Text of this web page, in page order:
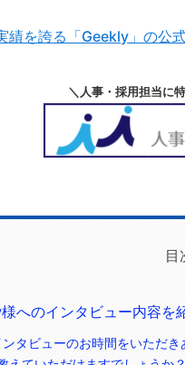
績を誇る「Geekly」の公
＼人事・採用担当に
目
へのインタビュー内容を
タビューのお時間をいただ